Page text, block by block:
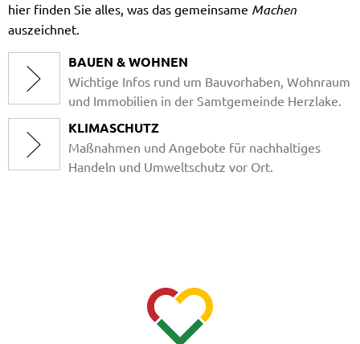
hier finden Sie alles, was das gemeinsame Machen
auszeichnet.
BAUEN & WOHNEN
Wichtige Infos rund um Bauvorhaben, Wohnraum
und Immobilien in der Samtgemeinde Herzlake.
KLIMASCHUTZ
Maßnahmen und Angebote für nachhaltiges
Handeln und Umweltschutz vor Ort.